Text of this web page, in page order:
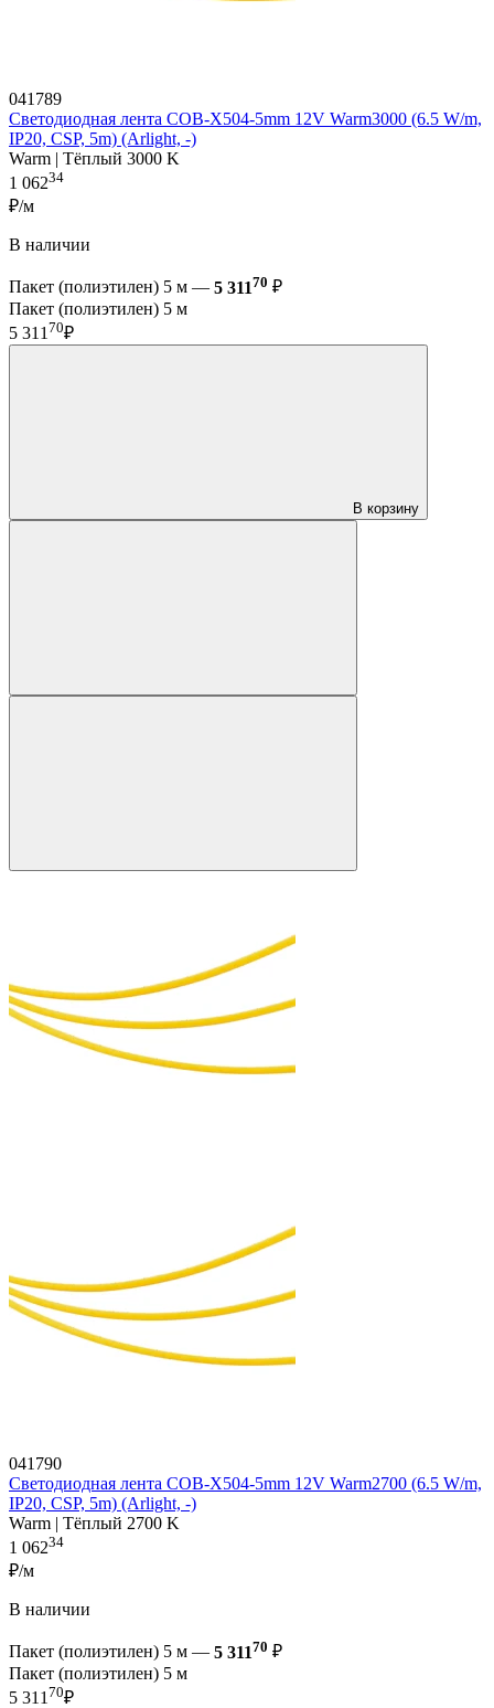
041789
Светодиодная лента COB-X504-5mm 12V Warm3000 (6.5 W/m,
IP20, CSP, 5m) (Arlight, -)
Warm | Тёплый 3000 K
1 06234
₽/м
В наличии
Пакет (полиэтилен) 5 м — 5 31170 ₽
Пакет (полиэтилен) 5 м
5 311 70₽
В корзину
041790
Светодиодная лента COB-X504-5mm 12V Warm2700 (6.5 W/m,
IP20, CSP, 5m) (Arlight, -)
Warm | Тёплый 2700 K
1 06234
₽/м
В наличии
Пакет (полиэтилен) 5 м — 5 31170 ₽
Пакет (полиэтилен) 5 м
5 311 70₽